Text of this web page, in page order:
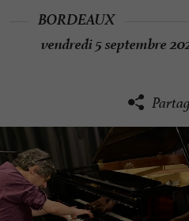
BORDEAUX
vendredi 5 septembre